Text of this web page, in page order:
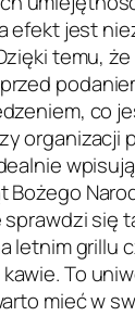
efekt jest
temu,
co
organizacji
Bożego
się
letnim grillu
To
mieć w